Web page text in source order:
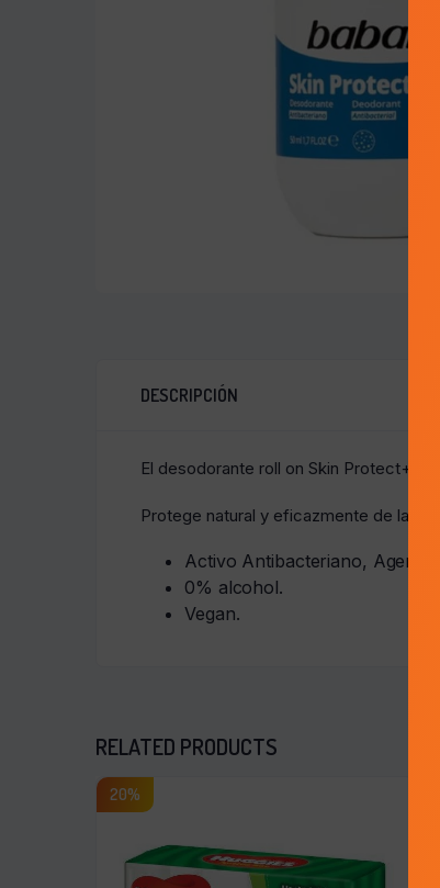
DESCRIPCIÓN
El desodorante roll on Skin Protect+
Protege natural y eficazmente de la
Activo Antibacteriano, Agente
0% alcohol.
Vegan.
RELATED PRODUCTS
20%